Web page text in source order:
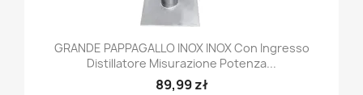
GRANDE PAPPAGALLO INOX INOX Con Ingresso
Distillatore Misurazione Potenza...
89,99 zł